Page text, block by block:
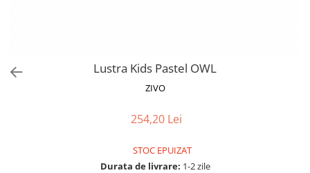
Lustra Kids Pastel OWL
ZIVO
254,20 Lei
STOC EPUIZAT
Durata de livrare: 1-2 zile